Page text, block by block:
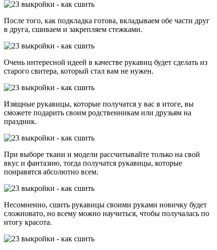
После того, как подкладка готова, вкладываем обе части друг
в друга, сшиваем и закрепляем стежками.
Очень интересной идеей в качестве рукавиц будет сделать из
старого свитера, который стал вам не нужен.
Изящные рукавицы, которые получатся у вас в итоге, вы
сможете подарить своим родственникам или друзьям на
праздник.
При выборе ткани и модели рассчитывайте только на свой
вкус и фантазию, тогда получатся рукавицы, которые
понравятся абсолютно всем.
Несомненно, сшить рукавицы своими руками новичку будет
сложновато, но всему можно научиться, чтобы получалась по
итогу красота.